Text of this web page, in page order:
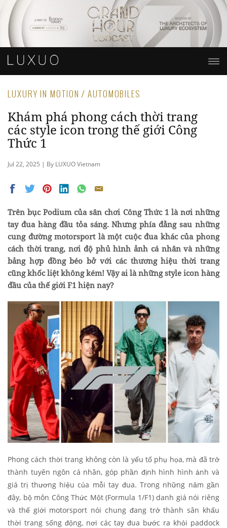
LUXURY IN MOTION / AUTOMOBILES
Khám phá phong cách thời trang
các style icon trong thế giới Công
Thức 1
Jul 22, 2025 | By LUXUO Vietnam
Trên bục Podium của sân chơi Công Thức 1 là nơi những
tay đua hàng đầu tỏa sáng. Nhưng phía đằng sau những
cung đường motorsport là một cuộc đua khác của phong
cách thời trang, nơi độ phủ hình ảnh cá nhân và những
bảng hợp đồng béo bở với các thương hiệu thời trang
cũng khốc liệt không kém! Vậy ai là những style icon hàng
đầu của thế giới F1 hiện nay?
Phong cách thời trang không còn là yếu tố phụ họa, mà đã trở
thành tuyên ngôn cá nhân, góp phần định hình hình ảnh và
giá trị thương hiệu của mỗi tay đua. Trong những năm gần
đây, bộ môn Công Thức Một (Formula 1/F1) danh giá nói riêng
và thế giới motorsport nói chung đang trở thành sân khấu
thời trang sống động, nơi các tay đua bước ra khỏi paddock